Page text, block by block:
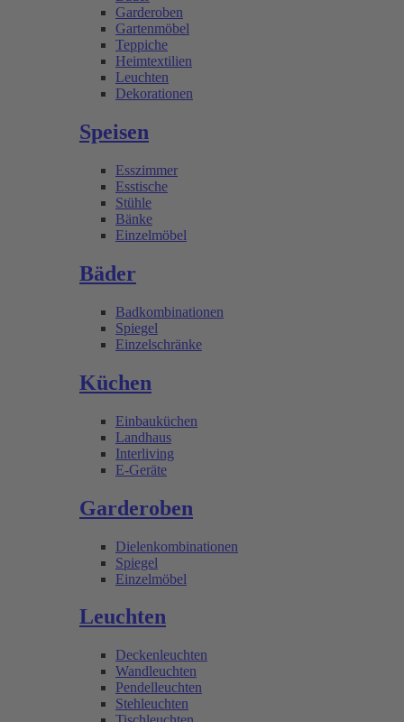
Garderoben
Gartenmöbel
Teppiche
Heimtextilien
Leuchten
Dekorationen
Speisen
Esszimmer
Esstische
Stühle
Bänke
Einzelmöbel
Bäder
Badkombinationen
Spiegel
Einzelschränke
Küchen
Einbauküchen
Landhaus
Interliving
E-Geräte
Garderoben
Dielenkombinationen
Spiegel
Einzelmöbel
Leuchten
Deckenleuchten
Wandleuchten
Pendelleuchten
Stehleuchten